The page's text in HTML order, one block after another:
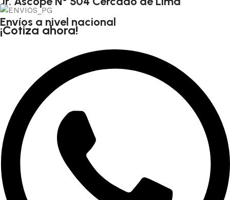
Envíos a nivel nacional
¡Cotiza ahora!